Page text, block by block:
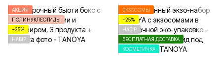
АКЦИЯ
ПОЛИНУКЛЕОТИДЫ
−25%
НАБІР
ЭКЗОСОМЫ
−25%
НАБІР
БЕСПЛАТНАЯ ДОСТАВКА
КОСМЕТИЧКА